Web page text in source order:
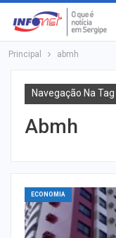
Principal abmh
Navegação Na Tag
Abmh
ECONOMIA